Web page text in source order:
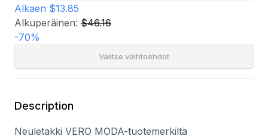
- Pituus edestä: 56 cm koossa S
Alkaen $13.85
Alkuperäinen: $46.16
-70%
Valitse vaihtoehdot
Description
Neuletakki VERO MODA-tuotemerkiltä